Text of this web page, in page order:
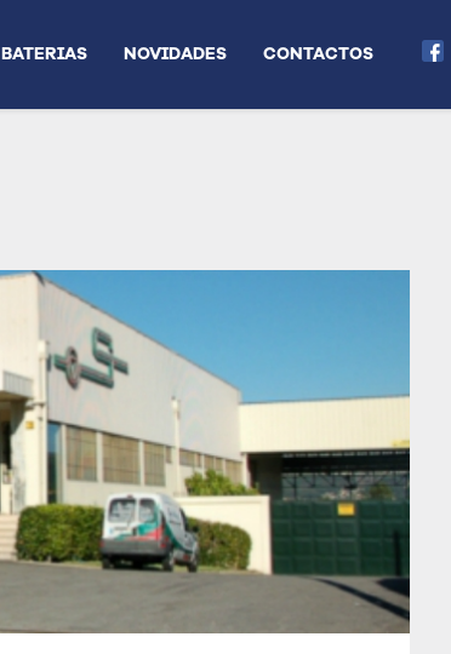
BATERIAS NOVIDADES CONTACTOS